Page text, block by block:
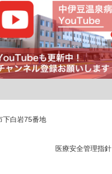
下白岩75番地
医療安全管理指針